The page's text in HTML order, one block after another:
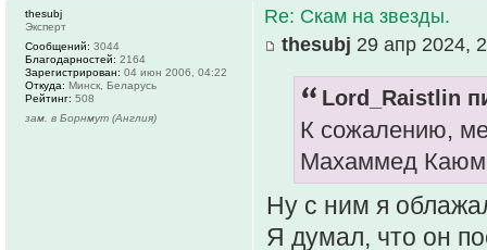
Re: Скам на звезды.
thesubj 29 апр 2024,
Lord_Raistlin
К сожалению,
Махаммед Каюм
Ну с ним я
Я думал, что он
thesubj
Эксперт
Сообщений: 3044
Благодарностей: 2164
Зарегистрирован: 04 июн 2006, 04:22
Откуда: Минск, Беларусь
Рейтинг: 508
зам. в Борнмут (Англия)